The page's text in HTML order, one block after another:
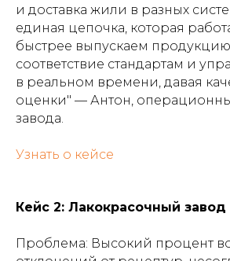
и доставка жили в разных
единая цепочка, которая
быстрее выпускаем
соответствие стандартам и
в реальном времени, давая
оценки" — Антон,
завода.
Узнать о кейсе
Кейс 2: Лакокрасочный завод
Проблема: Высокий процент